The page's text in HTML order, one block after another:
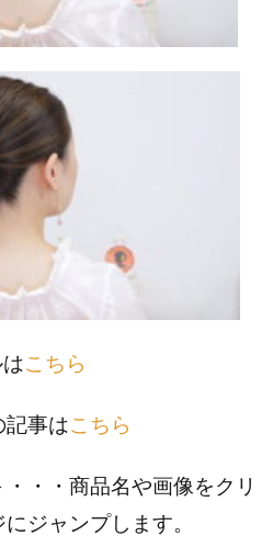
こちら
事はこちら
・・商品名や画像をクリ
ジャンプします。